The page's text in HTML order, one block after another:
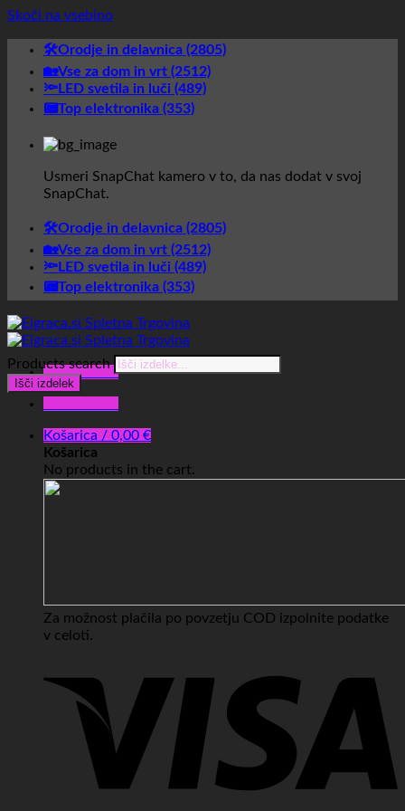
Skoči na vsebino
🛠️Orodje in delavnica (2805)
🏡Vse za dom in vrt (2512)
🔦LED svetila in luči (489)
📟Top elektronika (353)
Usmeri SnapChat kamero v to, da nas dodat v svoj
SnapChat.
🛠️Orodje in delavnica (2805)
🏡Vse za dom in vrt (2512)
🔦LED svetila in luči (489)
📟Top elektronika (353)
Glavni meni
Košarica / 0,00 €
Košarica
No products in the cart.
Za možnost plačila po povzetju COD izpolnite podatke
v celoti.
Products search
Išči izdelek